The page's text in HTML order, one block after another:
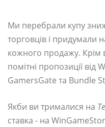
Ми перебрали купу
торговців і придумали
кожного продажу. Крім
помітні пропозиції
GamersGate та Bundle
Якби ви трималися на
ставка - на